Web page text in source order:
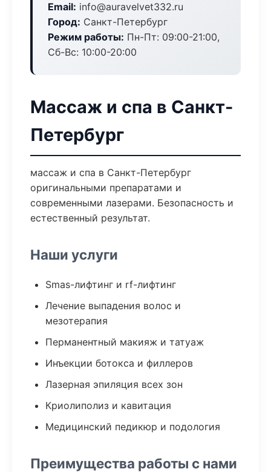
Email: info@auravelvet332.ru
Город: Санкт-Петербург
Режим работы: Пн-Пт: 09:00-21:00,
Сб-Вс: 10:00-20:00
Массаж и спа в Санкт-
Петербург
массаж и спа в Санкт-Петербург
оригинальными препаратами и
современными лазерами. Безопасность и
естественный результат.
Наши услуги
Smas-лифтинг и rf-лифтинг
Лечение выпадения волос и
мезотерапия
Перманентный макияж и татуаж
Инъекции ботокса и филлеров
Лазерная эпиляция всех зон
Криолиполиз и кавитация
Медицинский педикюр и подология
Преимущества работы с нами